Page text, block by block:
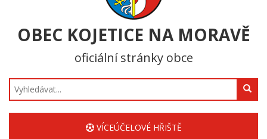
OBEC KOJETICE NA MORAVĚ
oficiální stránky obce
Hledat
VÍCEÚČELOVÉ HŘIŠTĚ